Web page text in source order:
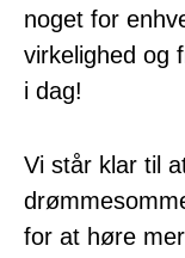
noget for
virkelighed og
i dag!
Vi står klar til
for at høre